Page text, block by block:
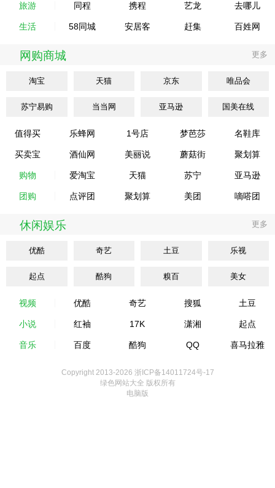
旅游 同程 携程 艺龙 去哪儿
生活 58同城 安居客 赶集 百姓网
网购商城 更多
淘宝 天猫 京东 唯品会
苏宁易购 当当网 亚马逊 国美在线
值得买 乐蜂网 1号店 梦芭莎 名鞋库
买卖宝 酒仙网 美丽说 蘑菇街 聚划算
购物 爱淘宝 天猫 苏宁 亚马逊
团购 点评团 聚划算 美团 嘀嗒团
休闲娱乐 更多
优酷 奇艺 土豆 乐视
起点 酷狗 糗百 美女
视频 优酷 奇艺 搜狐 土豆
小说 红袖 17K 潇湘 起点
音乐 百度 酷狗 QQ 喜马拉雅
Copyright 2013-2026 浙ICP备14011724号-17
绿色网站大全 版权所有
电脑版